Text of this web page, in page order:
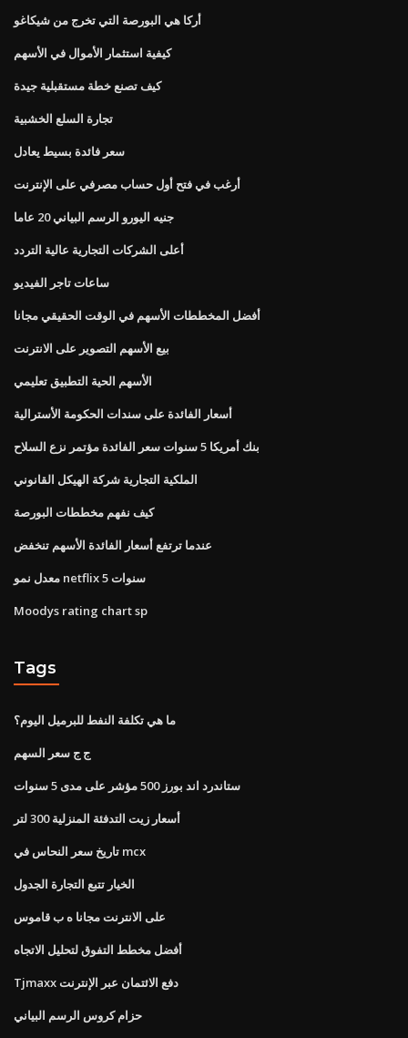
أركا هي البورصة التي تخرج من شيكاغو
كيفية استثمار الأموال في الأسهم
كيف تصنع خطة مستقبلية جيدة
تجارة السلع الخشبية
سعر فائدة بسيط يعادل
أرغب في فتح أول حساب مصرفي على الإنترنت
جنيه اليورو الرسم البياني 20 عاما
أعلى الشركات التجارية عالية التردد
ساعات تاجر الفيديو
أفضل المخططات الأسهم في الوقت الحقيقي مجانا
بيع الأسهم التصوير على الانترنت
الأسهم الحية التطبيق تعليمي
أسعار الفائدة على سندات الحكومة الأسترالية
بنك أمريكا 5 سنوات سعر الفائدة مؤتمر نزع السلاح
الملكية التجارية شركة الهيكل القانوني
كيف نفهم مخططات البورصة
عندما ترتفع أسعار الفائدة الأسهم تنخفض
معدل نمو netflix 5 سنوات
Moodys rating chart sp
Tags
ما هي تكلفة النفط للبرميل اليوم؟
ج ج سعر السهم
ستاندرد اند بورز 500 مؤشر على مدى 5 سنوات
أسعار زيت التدفئة المنزلية 300 لتر
تاريخ سعر النحاس في mcx
الخيار تتبع التجارة الجدول
على الانترنت مجانا ه ب قاموس
أفضل مخطط التفوق لتحليل الاتجاه
Tjmaxx دفع الائتمان عبر الإنترنت
حزام كروس الرسم البياني